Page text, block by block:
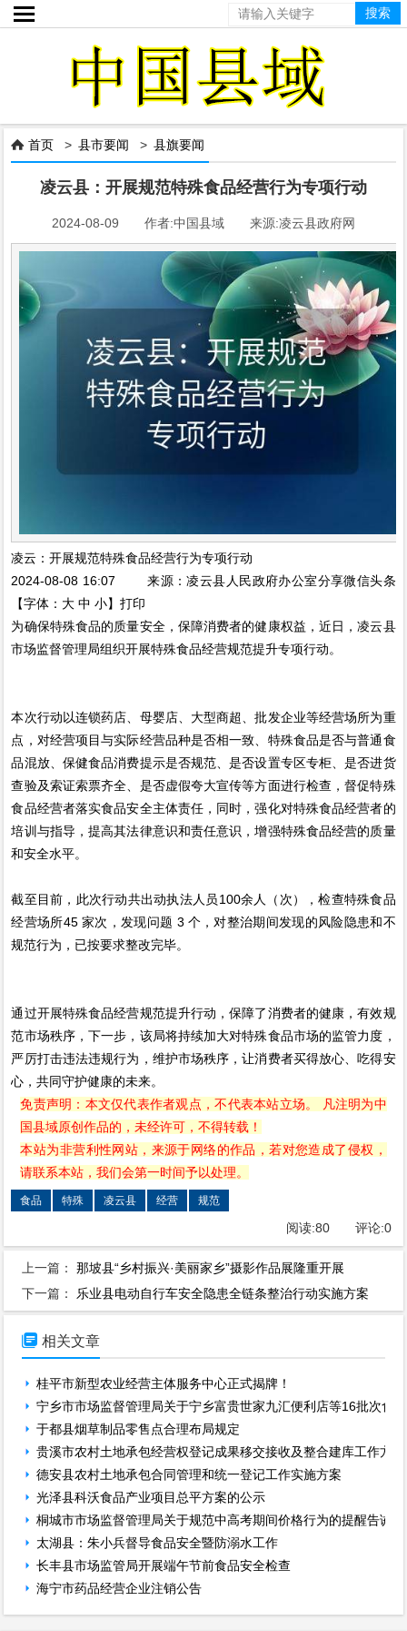

 首页 >县市要闻 >县旗要闻
凌云县：开展规范特殊食品经营行为专项行动
2024-08-09 作者:中国县域 来源:凌云县政府网
凌云：开展规范特殊食品经营行为专项行动
2024-08-08 16:07 来源：凌云县人民政府办公室分享微信头条
【字体：大 中 小】打印
为确保特殊食品的质量安全，保障消费者的健康权益，近日，凌云县
市场监督管理局组织开展特殊食品经营规范提升专项行动。
本次行动以连锁药店、母婴店、大型商超、批发企业等经营场所为重
点，对经营项目与实际经营品种是否相一致、特殊食品是否与普通食
品混放、保健食品消费提示是否规范、是否设置专区专柜、是否进货
查验及索证索票齐全、是否虚假夸大宣传等方面进行检查，督促特殊
食品经营者落实食品安全主体责任，同时，强化对特殊食品经营者的
培训与指导，提高其法律意识和责任意识，增强特殊食品经营的质量
和安全水平。
截至目前，此次行动共出动执法人员100余人（次），检查特殊食品
经营场所45 家次，发现问题 3 个，对整治期间发现的风险隐患和不
规范行为，已按要求整改完毕。
通过开展特殊食品经营规范提升行动，保障了消费者的健康，有效规
范市场秩序，下一步，该局将持续加大对特殊食品市场的监管力度，
严厉打击违法违规行为，维护市场秩序，让消费者买得放心、吃得安
心，共同守护健康的未来。
免责声明：本文仅代表作者观点，不代表本站立场。 凡注明为中
国县域原创作品的，未经许可，不得转载！
本站为非营利性网站，来源于网络的作品，若对您造成了侵权，
请联系本站，我们会第一时间予以处理。
食品 特殊 凌云县 经营 规范
阅读:80评论:0
上一篇：那坡县“乡村振兴·美丽家乡”摄影作品展隆重开展
下一篇： 乐业县电动自行车安全隐患全链条整治行动实施方案
 相关文章
桂平市新型农业经营主体服务中心正式揭牌！
宁乡市市场监督管理局关于宁乡富贵世家九汇便利店等16批次食
于都县烟草制品零售点合理布局规定
贵溪市农村土地承包经营权登记成果移交接收及整合建库工作方案
德安县农村土地承包合同管理和统一登记工作实施方案
光泽县科沃食品产业项目总平方案的公示
桐城市市场监督管理局关于规范中高考期间价格行为的提醒告诫函
太湖县：朱小兵督导食品安全暨防溺水工作
长丰县市场监管局开展端午节前食品安全检查
海宁市药品经营企业注销公告